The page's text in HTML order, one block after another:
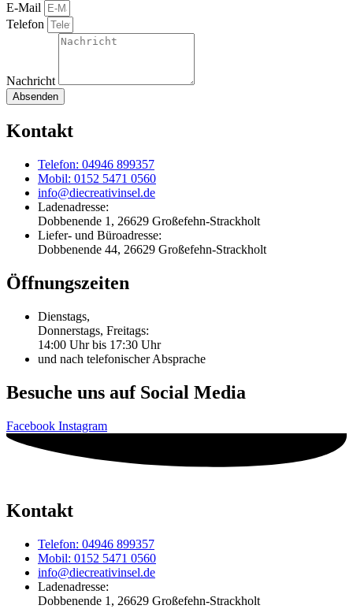
E-Mail
Telefon
Nachricht
Absenden
Kontakt
Telefon: 04946 899357
Mobil: 0152 5471 0560
info@diecreativinsel.de
Ladenadresse:
Dobbenende 1, 26629 Großefehn-Strackholt
Liefer- und Büroadresse:
Dobbenende 44, 26629 Großefehn-Strackholt
Öffnungszeiten
Dienstags,
Donnerstags, Freitags:
14:00 Uhr bis 17:30 Uhr
und nach telefonischer Absprache
Besuche uns auf Social Media
Facebook Instagram
Kontakt
Telefon: 04946 899357
Mobil: 0152 5471 0560
info@diecreativinsel.de
Ladenadresse:
Dobbenende 1, 26629 Großefehn-Strackholt